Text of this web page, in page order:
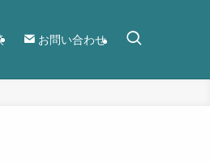
お問い合わせ